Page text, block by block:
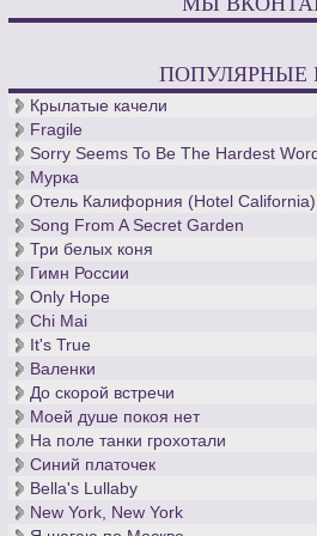
ПОПУЛЯРНЫЕ
Крылатые качели
Fragile
Sorry Seems To Be The Hardest
Мурка
Отель Калифорния (Hotel California)
Song From A Secret Garden
Три белых коня
Гимн России
Only Hope
Chi Mai
It's True
Валенки
До скорой встречи
Моей душе покоя нет
На поле танки грохотали
Синий платочек
Bella's Lullaby
New York, New York